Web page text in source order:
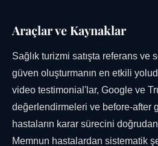
Araçlar ve Kaynaklar
Sağlık turizmi satışta referans ve
güven oluşturmanın en etkili
video testimonial'lar, Google ve
değerlendirmeleri ve before-after
hastaların karar sürecini
Memnun hastalardan sistematik